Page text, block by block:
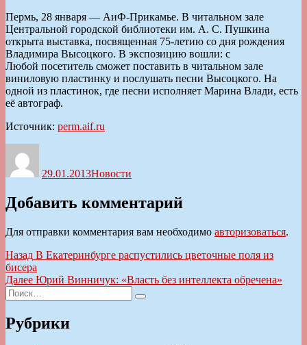
Пермь, 28 января — АиФ-Прикамье. В читальном зале
Центральной городской библиотеки им. А. С. Пушкина
открыта выставка, посвященная 75-летию со дня рождения
Владимира Высоцкого. В экспозицию вошли: с
Любой посетитель сможет поставить в читальном зале
виниловую пластинку и послушать песни Высоцкого. На
одной из пластинок, где песни исполняет Марина Влади, есть
её автограф.
Источник: perm.aif.ru
29.01.2013Новости
Добавить комментарий
Для отправки комментария вам необходимо авторизоваться.
Навигация
по
записям
Назад Предыдущая
запись:
В Екатеринбурге распустились цветочные поля из
бисера
Далее Следующая
Юрий Винничук: «Власть без интеллекта обречена»
Искать:
Поиск
Рубрики